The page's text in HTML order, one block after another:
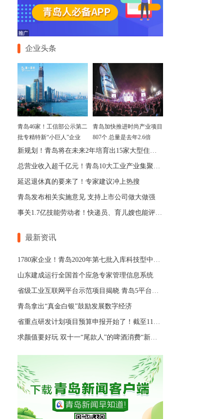
企业头条
青岛46家！工信部公示第二
批专精特新“小巨人”企业
青岛加快推进时尚产业项目
807个 总量是去年2.6倍
新规划！青岛将在未来2年培育出15家大型住房租赁企业
总营业收入超千亿元！青岛10大工业产业集聚区亮成绩
延迟退休真的要来了！专家建议冲上热搜
青岛发布相关实施意见 支持上市公司做大做强
事关1.7亿技能劳动者！快递员、育儿嫂也能评职称了
最新资讯
1780家企业！青岛2020年第七批入库科技型中小企业公布
山东建成运行全国首个应急专家管理信息系统
省级工业互联网平台示范项目揭晓 青岛5平台入选
青岛拿出“真金白银”鼓励发展数字经济
省重点研发计划项目预算申报开始了！截至11月23日
求颜值要好玩 双十一“尾款人”的啤酒消费“新口味”